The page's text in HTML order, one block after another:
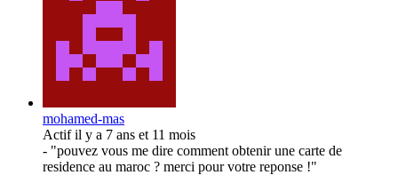
mohamed-mas
Actif il y a 7 ans et 11 mois
- "pouvez vous me dire comment obtenir une carte de
residence au maroc ? merci pour votre reponse !"